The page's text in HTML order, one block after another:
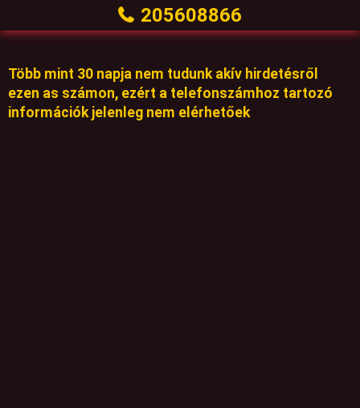
205608866
Több mint 30 napja nem tudunk akív hirdetésről
ezen as számon, ezért a telefonszámhoz tartozó
információk jelenleg nem elérhetőek